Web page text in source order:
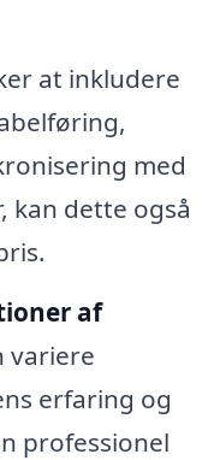
at inkludere
med
kan dette også
af
variere
erfaring og
professionel